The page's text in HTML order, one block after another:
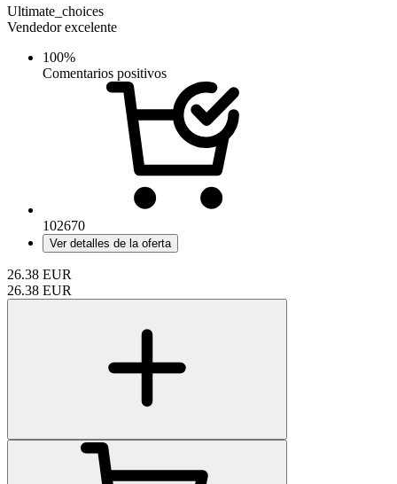
Ultimate_choices
Vendedor excelente
100%
Comentarios positivos
102670
Ver detalles de la oferta
26.38 EUR
26.38 EUR